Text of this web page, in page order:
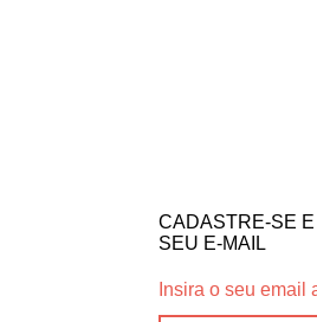
CADASTRE-SE
SEU E-MAIL
Insira o seu email